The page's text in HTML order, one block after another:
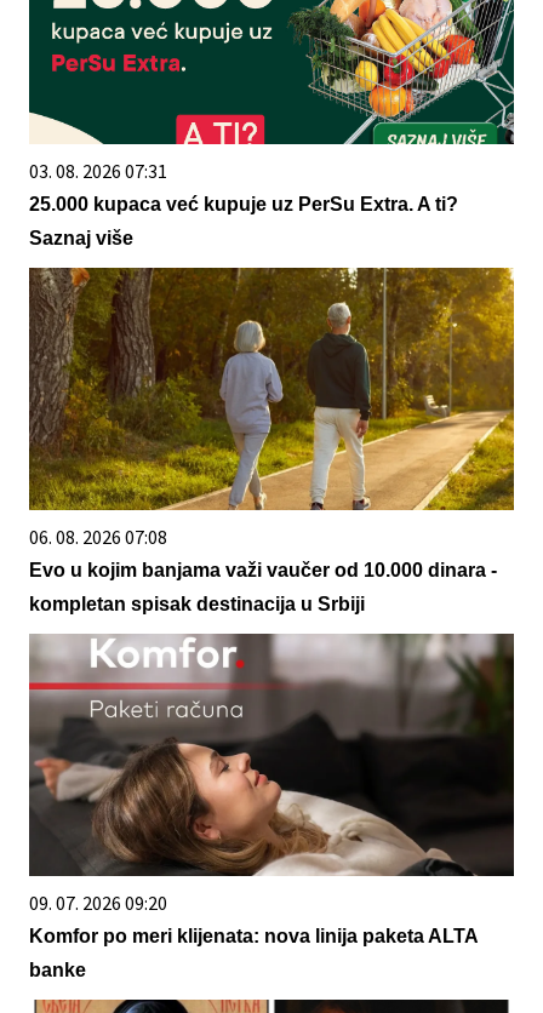
03. 08. 2026 07:31
25.000 kupaca već kupuje uz PerSu Extra. A ti?
Saznaj više
06. 08. 2026 07:08
Evo u kojim banjama važi vaučer od 10.000 dinara -
kompletan spisak destinacija u Srbiji
09. 07. 2026 09:20
Komfor po meri klijenata: nova linija paketa ALTA
banke